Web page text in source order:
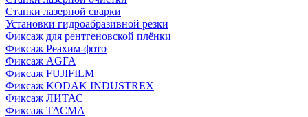
Станки лазерной сварки
Установки гидроабразивной резки
Фиксаж для рентгеновской плёнки
Фиксаж Реахим-фото
Фиксаж AGFA
Фиксаж FUJIFILM
Фиксаж KODAK INDUSTREX
Фиксаж ЛИТАС
Фиксаж ТАСМА